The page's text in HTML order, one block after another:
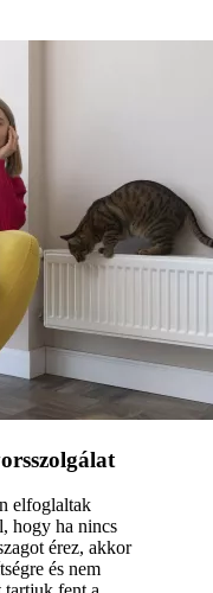
elfoglaltak
hogy ha nincs
érez, akkor
és nem